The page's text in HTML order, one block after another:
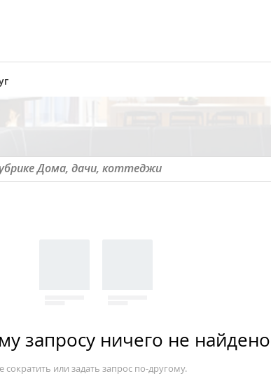
Дома, дачи, коттеджи
запросу ничего не найдено
сократить или задать запрос по-другому.